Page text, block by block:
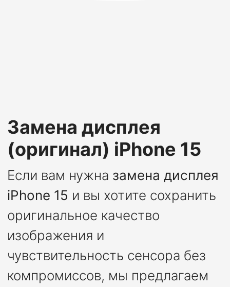
Замена дисплея
(оригинал) iPhone 15
Если вам нужна замена дисплея
iPhone 15 и вы хотите сохранить
оригинальное качество
изображения и
чувствительность сенсора без
компромиссов, мы предлагаем